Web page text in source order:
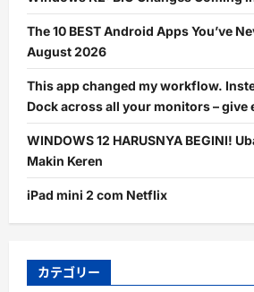
The 10 BEST Android Apps You’ve
August 2026
This app changed my workflow.
Dock across all your monitors – give
WINDOWS 12 HARUSNYA BEGINI!
Makin Keren
iPad mini 2 com Netflix
カテゴリー